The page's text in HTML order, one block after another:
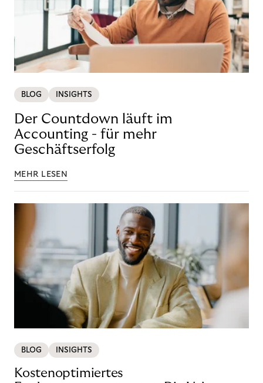
BLOG INSIGHTS
Der Countdown läuft im
Accounting - für mehr
Geschäftserfolg
MEHR LESEN
BLOG INSIGHTS
Kostenoptimiertes